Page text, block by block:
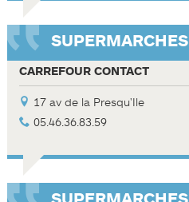
SUPERMARCHES
CARREFOUR CONTACT
17 av de la Presqu'Ile
05.46.36.83.59